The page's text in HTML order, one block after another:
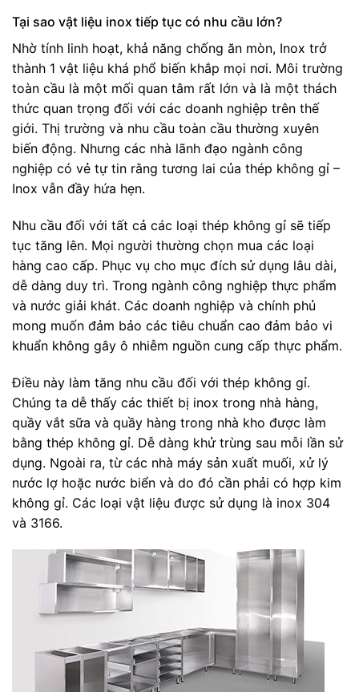
Tại sao vật liệu inox tiếp tục có nhu cầu lớn?
Nhờ tính linh hoạt, khả năng chống ăn mòn, Inox trở
thành 1 vật liệu khá phổ biến khắp mọi nơi. Môi trường
toàn cầu là một mối quan tâm rất lớn và là một thách
thức quan trọng đối với các doanh nghiệp trên thế
giới. Thị trường và nhu cầu toàn cầu thường xuyên
biến động. Nhưng các nhà lãnh đạo ngành công
nghiệp có vẻ tự tin rằng tương lai của thép không gỉ –
Inox vẫn đầy hứa hẹn.
Nhu cầu đối với tất cả các loại thép không gỉ sẽ tiếp
tục tăng lên. Mọi người thường chọn mua các loại
hàng cao cấp. Phục vụ cho mục đích sử dụng lâu dài,
dễ dàng duy trì. Trong ngành công nghiệp thực phẩm
và nước giải khát. Các doanh nghiệp và chính phủ
mong muốn đảm bảo các tiêu chuẩn cao đảm bảo vi
khuẩn không gây ô nhiễm nguồn cung cấp thực phẩm.
Điều này làm tăng nhu cầu đối với thép không gỉ.
Chúng ta dễ thấy các thiết bị inox trong nhà hàng,
quầy vắt sữa và quầy hàng trong nhà kho được làm
bằng thép không gỉ. Dễ dàng khử trùng sau mỗi lần sử
dụng. Ngoài ra, từ các nhà máy sản xuất muối, xử lý
nước lợ hoặc nước biển và do đó cần phải có hợp kim
không gỉ. Các loại vật liệu được sử dụng là inox 304
và 3166.